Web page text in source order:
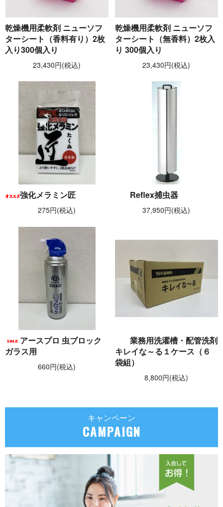
乾燥機用柔軟剤 ニューソフ
ターシート（香料有り）2枚
入り300個入り
23,430円(税込)
乾燥機用柔軟剤 ニューソフ
ターシート（無香料）2枚入
り 300個入り
23,430円(税込)
強化メラミン匠
275円(税込)
Reflex捕虫器
37,950円(税込)
アースプロ 虫ブロック
ガラス用
660円(税込)
業務用洗濯槽・配管洗剤
キレイな～る１ケース（６
袋組）
8,800円(税込)
キャンペーン
CAMPAIGN